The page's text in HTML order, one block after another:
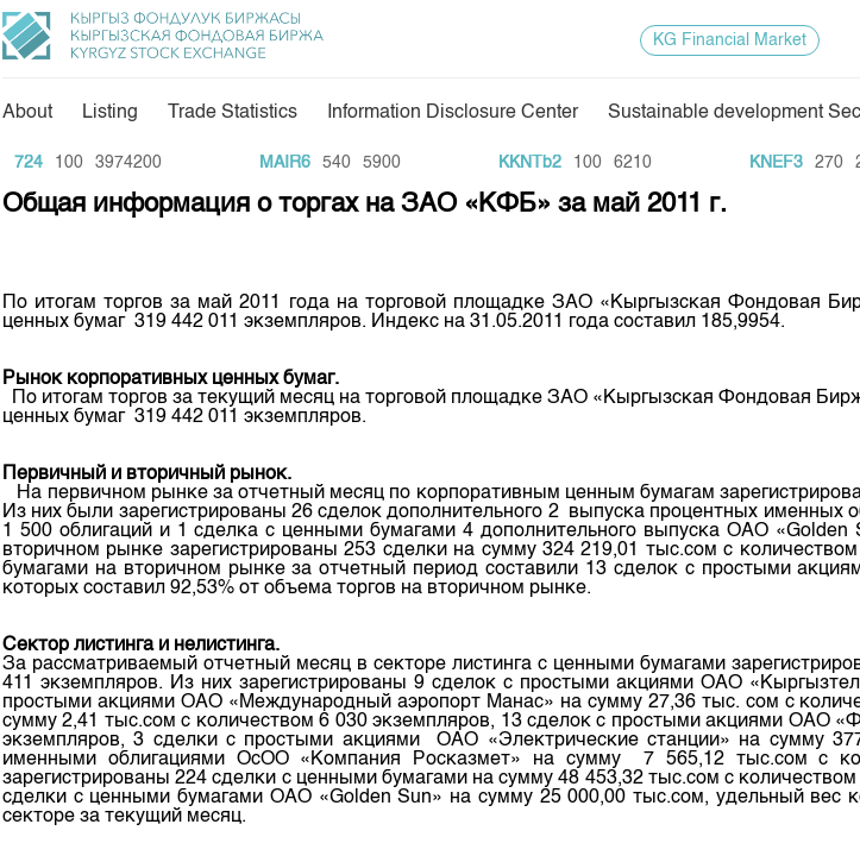
About Us
General Information
Board of Directors
Revisory Committee
Committees
Markets Participants
Our Partners
Development Strategy
Corporate Documents
Contact
Directions
Commodity Sector
Information Disclosure Center
Tariffs
Analytics
KG Financial Market
25 years of CJSC KSE
Regulatory Base
Exchange Activities
Information Disclosure
KG Financial Market
About Listing Trade Statistics Information Disclosure Center Sustainable development
100 3974200 MAIR6 540 5900 KKNTb2 100 6210 KNEF3 270
Общая информация о торгах на ЗАО «КФБ» за май 2011 г.
По итогам торгов за май 2011 года на торговой площадке ЗАО «Кыргызская Фондовая
ценных бумаг 319 442 011 экземпляров. Индекс на 31.05.2011 года составил 185,9954.
Рынок корпоративных ценных бумаг.
По итогам торгов за текущий месяц на торговой площадке ЗАО «Кыргызская Фондовая
ценных бумаг 319 442 011 экземпляров.
Первичный и вторичный рынок.
На первичном рынке за отчетный месяц по корпоративным ценным бумагам
Из них были зарегистрированы 26 сделок дополнительного 2 выпуска процентных
1 500 облигаций и 1 сделка с ценными бумагами 4 дополнительного выпуска ОАО
вторичном рынке зарегистрированы 253 сделки на сумму 324 219,01 тыс.сом с
бумагами на вторичном рынке за отчетный период составили 13 сделок с простыми
которых составил 92,53% от объема торгов на вторичном рынке.
Сектор листинга и нелистинга.
За рассматриваемый отчетный месяц в секторе листинга с ценными бумагами
411 экземпляров. Из них зарегистрированы 9 сделок с простыми акциями ОАО
простыми акциями ОАО «Международный аэропорт Манас» на сумму 27,36 тыс. сом с
сумму 2,41 тыс.сом с количеством 6 030 экземпляров, 13 сделок с простыми акциями ОАО
экземпляров, 3 сделки с простыми акциями ОАО «Электрические станции» на сумму
именными облигациями ОсОО «Компания Росказмет» на сумму 7 565,12 тыс.сом с
зарегистрированы 224 сделки с ценными бумагами на сумму 48 453,32 тыс.сом с
сделки с ценными бумагами ОАО «Golden Sun» на сумму 25 000,00 тыс.сом, удельный вес
секторе за текущий месяц.